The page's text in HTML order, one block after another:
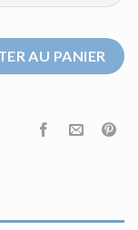
AU PANIER